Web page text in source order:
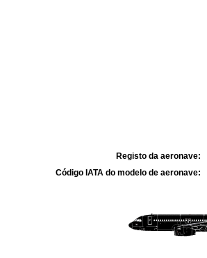
Registo da aeronave:
Código IATA do modelo de aeronave: